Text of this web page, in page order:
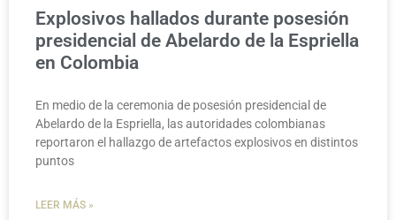
Explosivos hallados durante posesión
presidencial de Abelardo de la Espriella
en Colombia
En medio de la ceremonia de posesión presidencial de
Abelardo de la Espriella, las autoridades colombianas
reportaron el hallazgo de artefactos explosivos en distintos
puntos
LEER MÁS »